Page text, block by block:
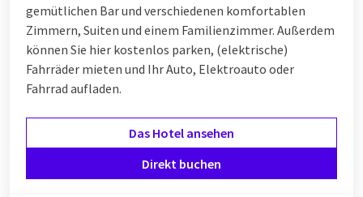
gemütlichen Bar und verschiedenen komfortablen
Zimmern, Suiten und einem Familienzimmer. Außerdem
können Sie hier kostenlos parken, (elektrische)
Fahrräder mieten und Ihr Auto, Elektroauto oder
Fahrrad aufladen.
Das Hotel ansehen
Direkt buchen